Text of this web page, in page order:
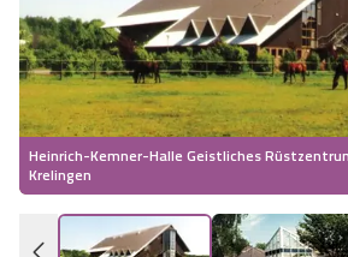
Heideflächen
Freizeitparks
Vital Urlaub
Städte
Naturpark Südheide
Naturerlebnis im
Naturerlebnis im
Naturerlebnis im
Quad Bahn
Kletterparks
Designer Outlet
Abenteuerlabyrinth
Thermen
Vegan, Fasten &
Gesund & Fit
Balance
Die Hansestadt
Sehenswürdigkeiten
Kulinarisches
Hoher Kontrast Modus:
Schriftgröße:
Heinrich-Kemner-Halle Geistliches
Krelingen